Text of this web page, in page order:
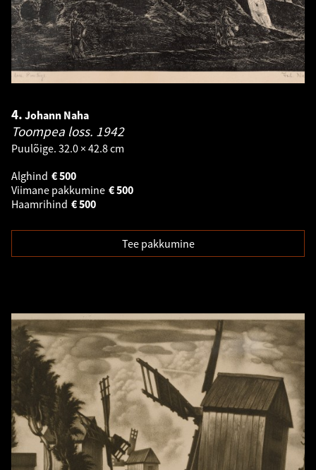
4. Johann Naha
Toompea loss. 1942
Puulõige. 32.0 × 42.8 cm
Alghind
500
€
Viimane pakkumine
500
€
Haamrihind
500
€
Tee pakkumine